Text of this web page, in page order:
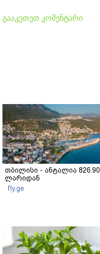
გააკეთეთ კომენტარი
თბილისი - ანტალია 826.90
ლარიდან
fly.ge